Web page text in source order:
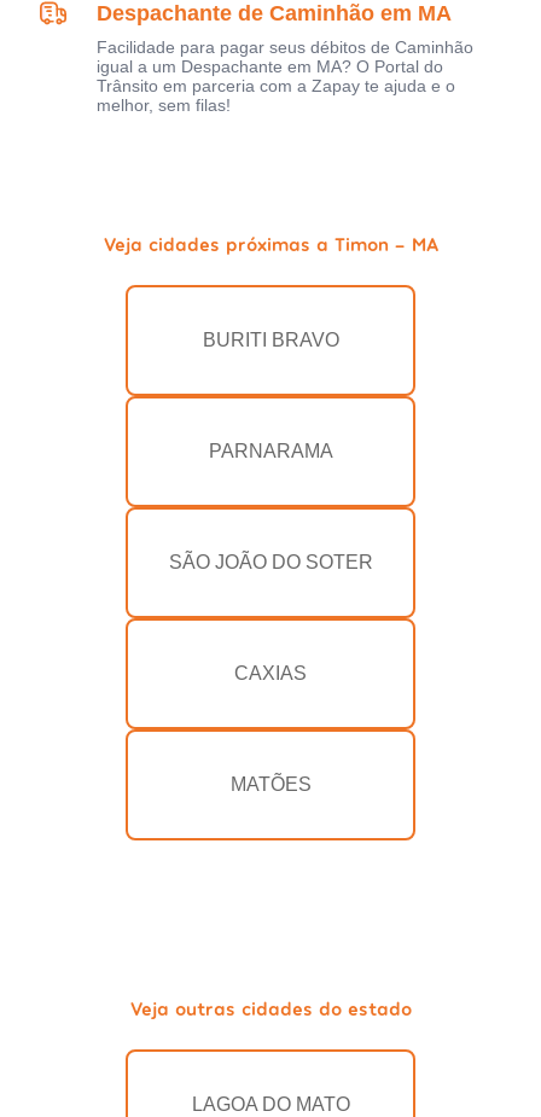
Despachante de Caminhão em MA
Facilidade para pagar seus débitos de Caminhão
igual a um Despachante em MA? O Portal do
Trânsito em parceria com a Zapay te ajuda e o
melhor, sem filas!
Veja cidades próximas a Timon - MA
BURITI BRAVO
PARNARAMA
SÃO JOÃO DO SOTER
CAXIAS
MATÕES
Veja outras cidades do estado
LAGOA DO MATO